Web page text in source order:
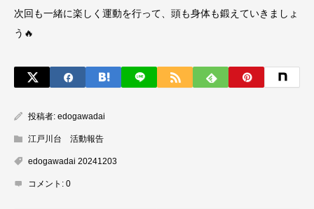
次回も一緒に楽しく運動を行って、頭も身体も鍛えていきましょ
う🔥
投稿者: edogawadai
江戸川台 活動報告
edogawadai 20241203
コメント: 0